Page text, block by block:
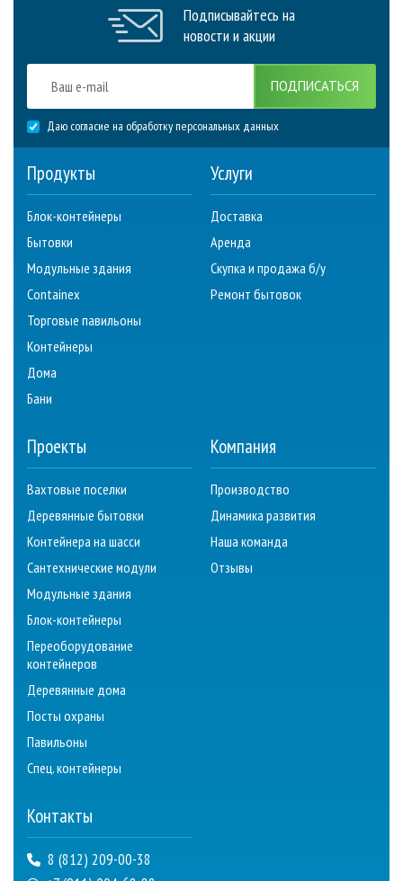
Подписывайтесь на
новости и акции
ПОДПИСАТЬСЯ
Даю согласие на обработку персональных данных
Продукты
Блок-контейнеры
Бытовки
Модульные здания
Containex
Торговые павильоны
Контейнеры
Дома
Бани
Услуги
Доставка
Аренда
Скупка и продажа б/у
Ремонт бытовок
Проекты
Вахтовые поселки
Деревянные бытовки
Контейнера на шасси
Сантехнические модули
Модульные здания
Блок-контейнеры
Переоборудование
контейнеров
Деревянные дома
Посты охраны
Павильоны
Спец. контейнеры
Компания
Производство
Динамика развития
Наша команда
Отзывы
Контакты
8 (812) 209-00-38